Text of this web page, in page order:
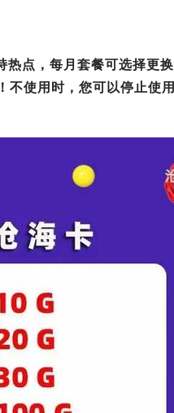
点，每月套餐可选择更
使用时，您可以停止使